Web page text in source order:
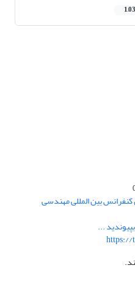
بین المللی مهندسی
...
https://